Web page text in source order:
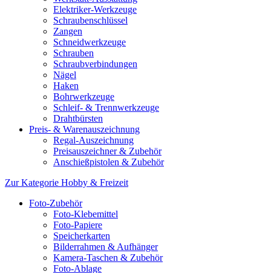
Elektriker-Werkzeuge
Schraubenschlüssel
Zangen
Schneidwerkzeuge
Schrauben
Schraubverbindungen
Nägel
Haken
Bohrwerkzeuge
Schleif- & Trennwerkzeuge
Drahtbürsten
Preis- & Warenauszeichnung
Regal-Auszeichnung
Preisauszeichner & Zubehör
Anschießpistolen & Zubehör
Zur Kategorie Hobby & Freizeit
Foto-Zubehör
Foto-Klebemittel
Foto-Papiere
Speicherkarten
Bilderrahmen & Aufhänger
Kamera-Taschen & Zubehör
Foto-Ablage